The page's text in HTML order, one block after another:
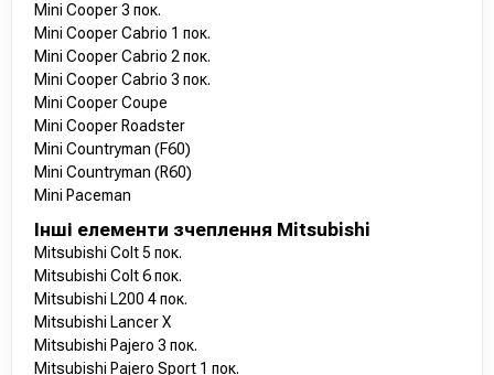
Mini Cooper 3 пок.
Mini Cooper Cabrio 1 пок.
Mini Cooper Cabrio 2 пок.
Mini Cooper Cabrio 3 пок.
Mini Cooper Coupe
Mini Cooper Roadster
Mini Countryman (F60)
Mini Countryman (R60)
Mini Paceman
Інші елементи зчеплення Mitsubishi
Mitsubishi Colt 5 пок.
Mitsubishi Colt 6 пок.
Mitsubishi L200 4 пок.
Mitsubishi Lancer X
Mitsubishi Pajero 3 пок.
Mitsubishi Pajero Sport 1 пок.